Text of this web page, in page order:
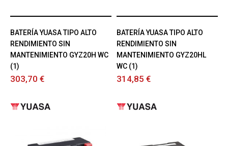
BATERÍA YUASA TIPO ALTO
RENDIMIENTO SIN
MANTENIMIENTO GYZ20H WC
(1)
303,70 €
BATERÍA YUASA TIPO ALTO
RENDIMIENTO SIN
MANTENIMIENTO GYZ20HL
WC (1)
314,85 €